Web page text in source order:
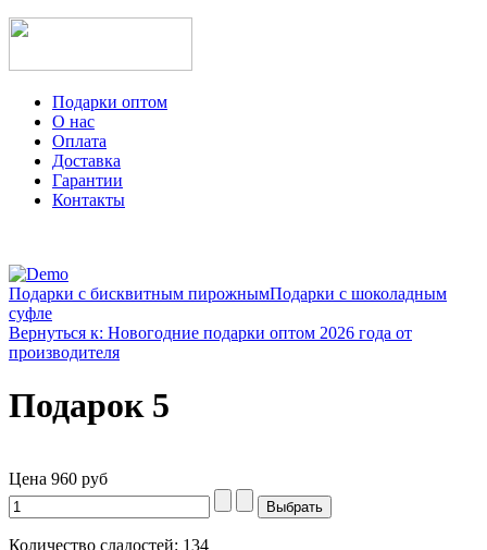
Подарки оптом
О нас
Оплата
Доставка
Гарантии
Контакты
Подарки с бисквитным пирожнымПодарки с шоколадным
суфле
Вернуться к: Новогодние подарки оптом 2026 года от
производителя
Подарок 5
Цена 960 руб
Количество сладостей: 134